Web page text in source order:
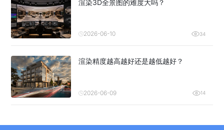
渲染3D全景图的难度大吗？
2026-06-10 34
渲染精度越高越好还是越低越好？
2026-06-09 14